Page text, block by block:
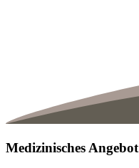
Medizinisches Angebot